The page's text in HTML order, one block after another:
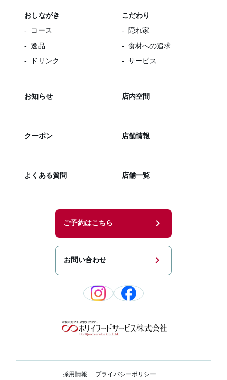
おしながき
コース
逸品
ドリンク
こだわり
隠れ家
食材への追求
サービス
お知らせ 店内空間
クーポン 店舗情報
よくある質問 店舗一覧
ご予約はこちら chevron_right
お問い合わせ chevron_right
採用情報 プライバシーポリシー